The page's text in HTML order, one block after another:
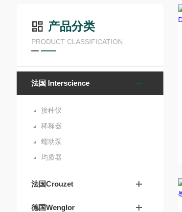
产品分类
PRODUCT CLASSIFICATION
法国 Interscience
接种仪
稀释器
蠕动泵
均质器
法国Crouzet
德国Wenglor